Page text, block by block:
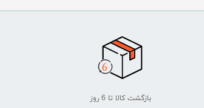
بازگشت کالا تا 6 روز